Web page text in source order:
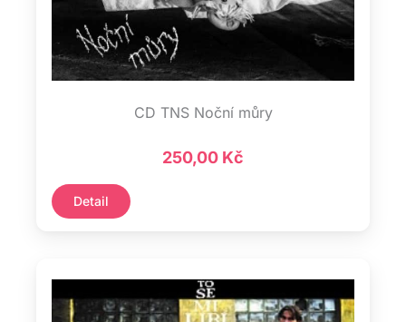
CD TNS Noční můry
250,00 Kč
Detail